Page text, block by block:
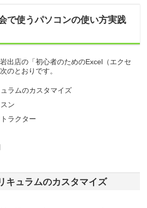
で使うパソコンの使い方実践
出店の「初心者のためのExcel（エクセ
のとおりです。
ラムのカスタマイズ
ン
ラクター
キュラムのカスタマイズ